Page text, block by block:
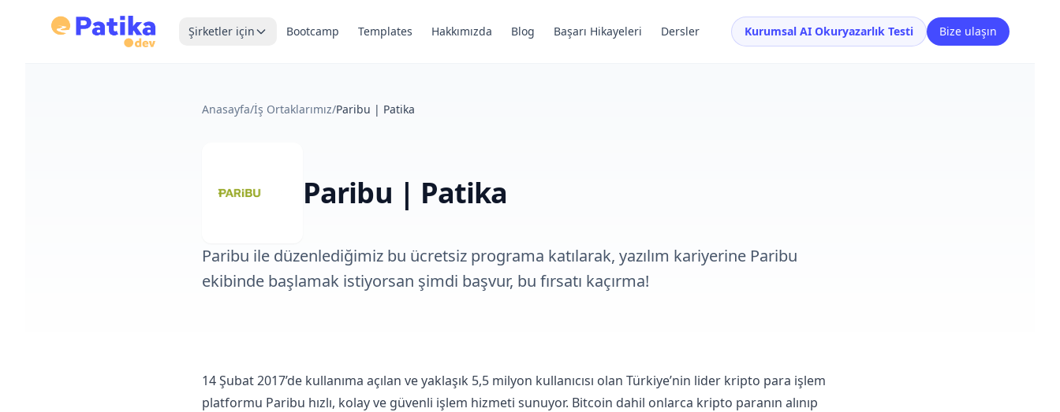
Şirketler için Bootcamp Templates Hakkımızda Blog Başarı Hikayeleri Dersler Kurumsal AI Okuryazarlık Testi Bize ulaşın
Anasayfa/İş Ortaklarımız/Paribu | Patika
Paribu | Patika
Paribu ile düzenlediğimiz bu ücretsiz programa katılarak, yazılım kariyerine Paribu
ekibinde başlamak istiyorsan şimdi başvur, bu fırsatı kaçırma!
14 Şubat 2017’de kullanıma açılan ve yaklaşık 5,5 milyon kullanıcısı olan Türkiye’nin lider kripto para işlem
platformu Paribu hızlı, kolay ve güvenli işlem hizmeti sunuyor. Bitcoin dahil onlarca kripto paranın alınıp